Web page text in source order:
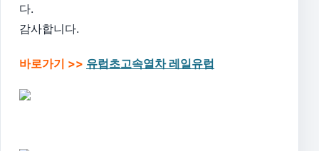
다.
감사합니다.
바로가기 >> 유럽초고속열차 레일유럽